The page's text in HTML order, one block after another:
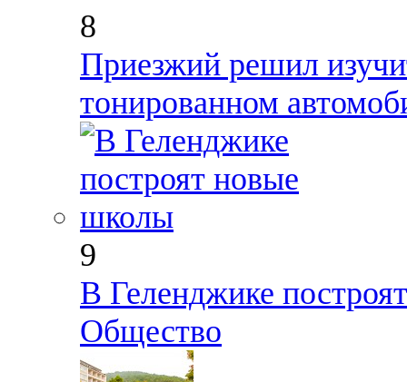
8
Приезжий решил
тонированном
9
В Геленджике
Общество